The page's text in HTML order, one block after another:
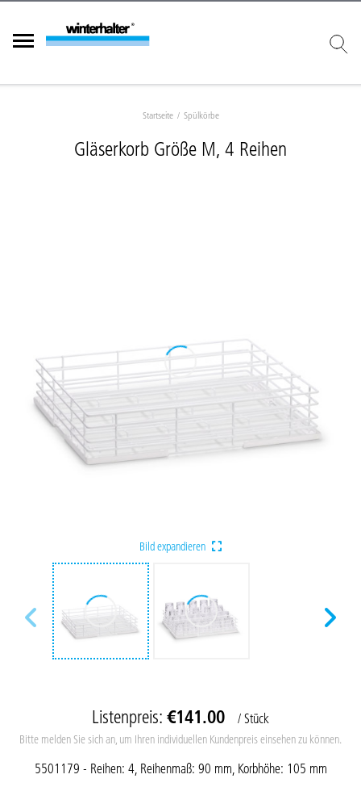
Startseite Spülkörbe
Gläserkorb Größe M, 4 Reihen
Bild expandieren
Listenpreis: €141.00 / Stück
Bitte melden Sie sich an, um Ihren individuellen Kundenpreis einsehen zu können.
5501179 - Reihen: 4, Reihenmaß: 90 mm, Korbhöhe: 105 mm